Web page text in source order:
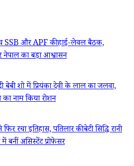
SSB और APF की हाई-लेवल बैठक,
नेपाल का बड़ा आश्वासन
बेबी शो में प्रियंका देवी के लाल का जलवा,
का नाम किया रोशन
रचा इतिहास, पतिलार की बेटी सिद्धि रानी
बनीं असिस्टेंट प्रोफेसर